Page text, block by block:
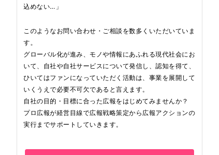
込めない…」
このようなお問い合わせ・ご相談を数多くいただいていま
す。
グローバル化が進み、モノや情報にあふれる現代社会にお
いて、自社や自社サービスについて発信し、認知を得て、
ひいてはファンになっていただく活動は、事業を展開して
いくうえで必要不可欠であると言えます。
自社の目的・目標に合った広報をはじめてみませんか？
プロ広報が経営目線で広報戦略策定から広報アクションの
実行までサポートしていきます。